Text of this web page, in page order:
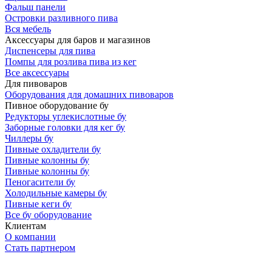
Фальш панели
Островки разливного пива
Вся мебель
Аксессуары для баров и магазинов
Диспенсеры для пива
Помпы для розлива пива из кег
Все аксессуары
Для пивоваров
Оборудования для домашних пивоваров
Пивное оборудование бу
Редукторы углекислотные бу
Заборные головки для кег бу
Чиллеры бу
Пивные охладители бу
Пивные колонны бу
Пивные колонны бу
Пеногасители бу
Холодильные камеры бу
Пивные кеги бу
Все бу оборудование
Клиентам
О компании
Стать партнером